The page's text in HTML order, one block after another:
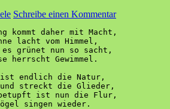
Schreibe einen Kommentar
kommt daher mit Macht,
lacht vom Himmel,
es grünet nun so sacht,
herrscht Gewimmel.
ist endlich die Natur,
streckt die Glieder,
betupft ist nun die Flur,
singen wieder.